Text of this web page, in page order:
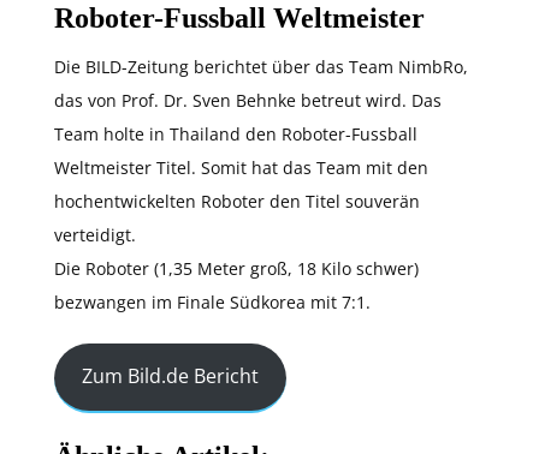
Roboter-Fussball Weltmeister
Die BILD-Zeitung berichtet über das Team NimbRo,
das von Prof. Dr. Sven Behnke betreut wird. Das
Team holte in Thailand den Roboter-Fussball
Weltmeister Titel. Somit hat das Team mit den
hochentwickelten Roboter den Titel souverän
verteidigt.
Die Roboter (1,35 Meter groß, 18 Kilo schwer)
bezwangen im Finale Südkorea mit 7:1.
Zum Bild.de Bericht